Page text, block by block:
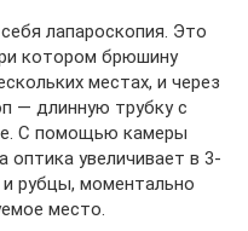
лапароскопия. Это
котором брюшину
местах, и через
— длинную трубку с
С помощью камеры
оптика увеличивает в 3-
и рубцы, моментально
место.